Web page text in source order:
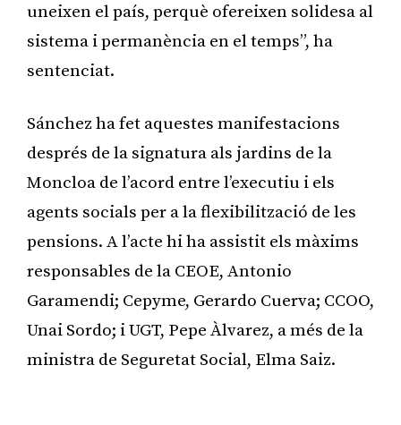
uneixen el país, perquè ofereixen solidesa al
sistema i permanència en el temps”, ha
sentenciat.
Sánchez ha fet aquestes manifestacions
després de la signatura als jardins de la
Moncloa de l’acord entre l’executiu i els
agents socials per a la flexibilització de les
pensions. A l’acte hi ha assistit els màxims
responsables de la CEOE, Antonio
Garamendi; Cepyme, Gerardo Cuerva; CCOO,
Unai Sordo; i UGT, Pepe Àlvarez, a més de la
ministra de Seguretat Social, Elma Saiz.